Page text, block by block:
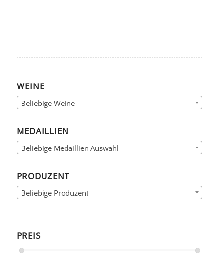
WEINE
Beliebige Weine
MEDAILLIEN
Beliebige Medaillien Auswahl
PRODUZENT
Beliebige Produzent
PREIS